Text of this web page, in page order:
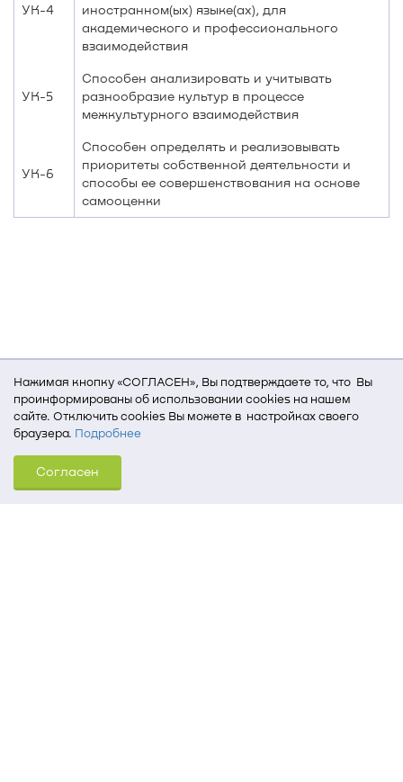
Нажимая кнопку «СОГЛАСЕН», Вы подтверждаете то, что Вы
проинформированы об использовании cookies на нашем
сайте. Отключить cookies Вы можете в настройках своего
браузера. Подробнее
Для того, чтобы мы могли качественно предоставить Вам
услуги, мы используем cookies, которые сохраняются
на Вашем компьютере (Сведения о местоположении; ip-адрес;
Согласен
УК-4
иностранном(ых) языке(ах), для
академического и профессионального
взаимодействия
УК-5
Способен анализировать и учитывать
разнообразие культур в процессе
межкультурного взаимодействия
УК-6
Способен определять и реализовывать
приоритеты собственной деятельности и
способы ее совершенствования на основе
самооценки